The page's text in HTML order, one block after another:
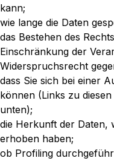
kann;
wie lange die Daten
das Bestehen des
Einschränkung der
Widerspruchsrecht
dass Sie sich bei einer
können (Links zu
unten);
die Herkunft der Daten,
erhoben haben;
ob Profiling